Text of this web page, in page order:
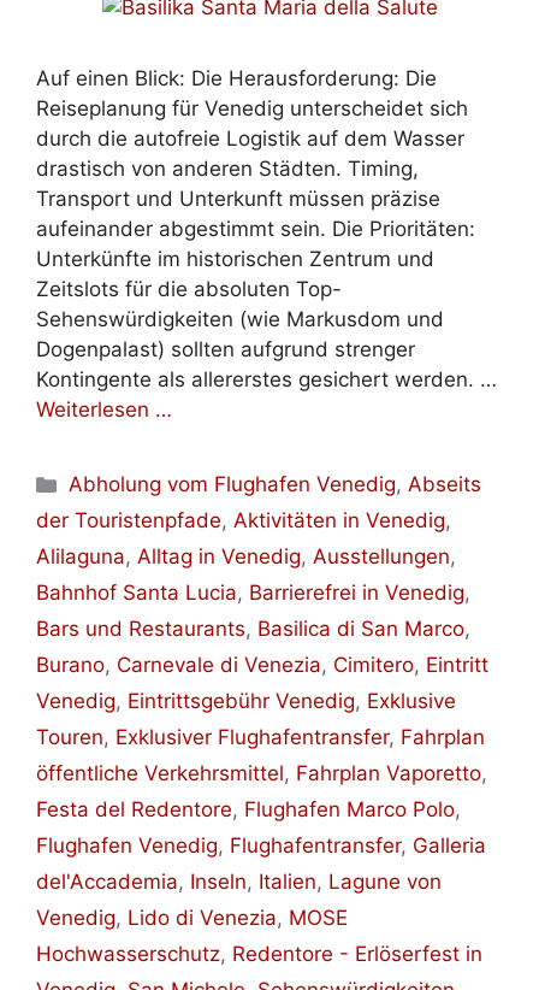
Auf einen Blick: Die Herausforderung: Die
Reiseplanung für Venedig unterscheidet sich
durch die autofreie Logistik auf dem Wasser
drastisch von anderen Städten. Timing,
Transport und Unterkunft müssen präzise
aufeinander abgestimmt sein. Die Prioritäten:
Unterkünfte im historischen Zentrum und
Zeitslots für die absoluten Top-
Sehenswürdigkeiten (wie Markusdom und
Dogenpalast) sollten aufgrund strenger
Kontingente als allererstes gesichert werden. …
Weiterlesen …
Kategorien
Abholung vom Flughafen Venedig,Abseits
der Touristenpfade, Aktivitäten in Venedig,
Alilaguna, Alltag in Venedig, Ausstellungen,
Bahnhof Santa Lucia, Barrierefrei in Venedig,
Bars und Restaurants, Basilica di San Marco,
Burano, Carnevale di Venezia, Cimitero, Eintritt
Venedig, Eintrittsgebühr Venedig, Exklusive
Touren, Exklusiver Flughafentransfer, Fahrplan
öffentliche Verkehrsmittel, Fahrplan Vaporetto,
Festa del Redentore, Flughafen Marco Polo,
Flughafen Venedig, Flughafentransfer, Galleria
del'Accademia, Inseln, Italien, Lagune von
Venedig, Lido di Venezia, MOSE
Hochwasserschutz, Redentore - Erlöserfest in